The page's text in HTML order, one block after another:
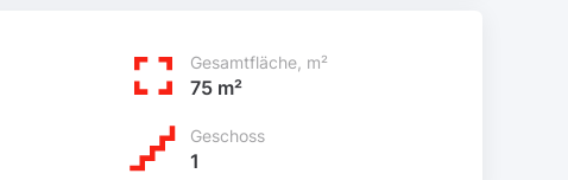
Gesamtfläche, m²
75 m²
Geschoss
1